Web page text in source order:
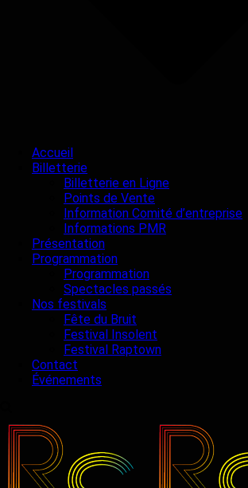
Accueil
Billetterie
Billetterie en Ligne
Points de Vente
Information Comité d’entreprise
Informations PMR
Présentation
Programmation
Programmation
Spectacles passés
Nos festivals
Fête du Bruit
Festival Insolent
Festival Raptown
Contact
Événements